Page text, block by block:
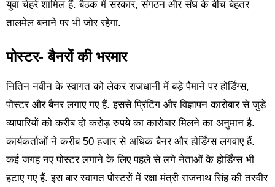
युवा चेहरे शामिल हैं. बैठक में सरकार, संगठन और संघ के बीच बेहतर
तालमेल बनाने पर भी जोर रहेगा.
पोस्टर- बैनरों की भरमार
नितिन नवीन के स्वागत को लेकर राजधानी में बड़े पैमाने पर होर्डिंग्स,
पोस्टर और बैनर लगाए गए हैं. इससे प्रिंटिंग और विज्ञापन कारोबार से जुड़े
व्यापारियों को करीब दो करोड़ रुपये का कारोबार मिलने का अनुमान है.
कार्यकर्ताओं ने करीब 50 हजार से अधिक बैनर और होर्डिंग्स लगवाए हैं.
कई जगह नए पोस्टर लगाने के लिए पहले से लगे नेताओं के होर्डिंग्स भी
हटाए गए हैं. इस बार स्वागत पोस्टरों में रक्षा मंत्री राजनाथ सिंह की तस्वीर